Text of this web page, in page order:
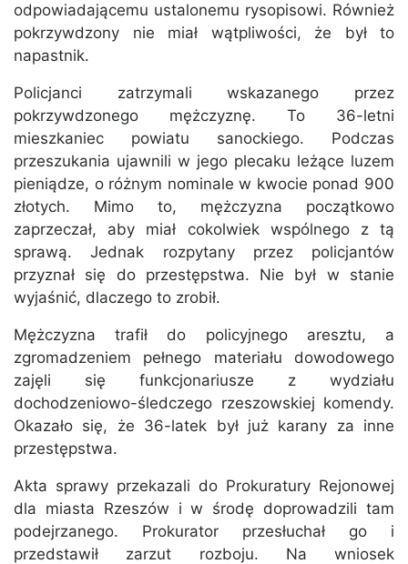
odpowiadającemu ustalonemu rysopisowi. Również
pokrzywdzony nie miał wątpliwości, że był to
napastnik.
Policjanci zatrzymali wskazanego przez
pokrzywdzonego mężczyznę. To 36-letni
mieszkaniec powiatu sanockiego. Podczas
przeszukania ujawnili w jego plecaku leżące luzem
pieniądze, o różnym nominale w kwocie ponad 900
złotych. Mimo to, mężczyzna początkowo
zaprzeczał, aby miał cokolwiek wspólnego z tą
sprawą. Jednak rozpytany przez policjantów
przyznał się do przestępstwa. Nie był w stanie
wyjaśnić, dlaczego to zrobił.
Mężczyzna trafił do policyjnego aresztu, a
zgromadzeniem pełnego materiału dowodowego
zajęli się funkcjonariusze z wydziału
dochodzeniowo-śledczego rzeszowskiej komendy.
Okazało się, że 36-latek był już karany za inne
przestępstwa.
Akta sprawy przekazali do Prokuratury Rejonowej
dla miasta Rzeszów i w środę doprowadzili tam
podejrzanego. Prokurator przesłuchał go i
przedstawił zarzut rozboju. Na wniosek